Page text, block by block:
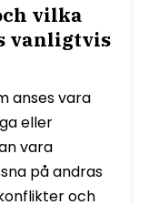
vilka
vanligtvis
anses vara
eller
vara
på andras
och